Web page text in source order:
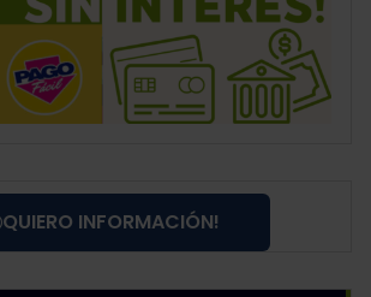
QUIERO INFORMACIÓN!